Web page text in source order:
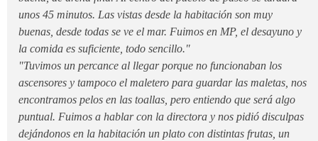
unos 45 minutos. Las vistas desde la habitación son muy
buenas, desde todas se ve el mar. Fuimos en MP, el desayuno y
la comida es suficiente, todo sencillo."
"Tuvimos un percance al llegar porque no funcionaban los
ascensores y tampoco el maletero para guardar las maletas, nos
encontramos pelos en las toallas, pero entiendo que será algo
puntual. Fuimos a hablar con la directora y nos pidió disculpas
dejándonos en la habitación un plato con distintas frutas, un